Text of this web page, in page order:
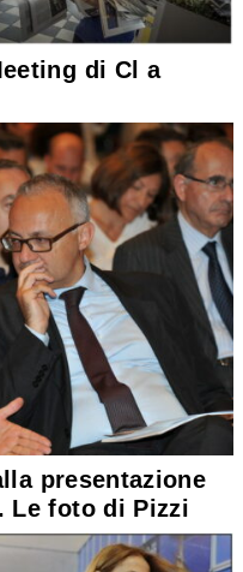
di Cl a
presentazione
Le foto di Pizzi